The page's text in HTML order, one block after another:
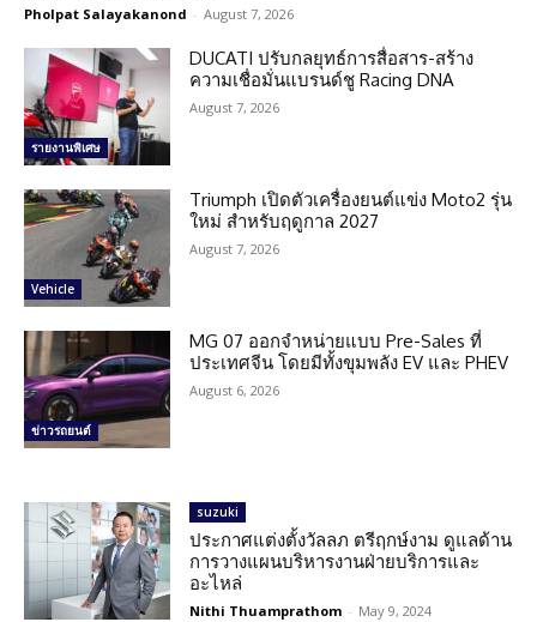
Pholpat Salayakanond - August 7, 2026
รายงานพิเศษ
DUCATI ปรับกลยุทธ์การสื่อสาร-สร้าง
ความเชื่อมั่นแบรนด์ชู Racing DNA
August 7, 2026
Vehicle
Triumph เปิดตัวเครื่องยนต์แข่ง Moto2 รุ่น
ใหม่ สำหรับฤดูกาล 2027
August 7, 2026
ข่าวรถยนต์
MG 07 ออกจำหน่ายแบบ Pre-Sales ที่
ประเทศจีน โดยมีทั้งขุมพลัง EV และ PHEV
August 6, 2026
suzuki
ประกาศแต่งตั้งวัลลภ ตรีฤกษ์งาม ดูแลด้าน
การวางแผนบริหารงานฝ่ายบริการและ
อะไหล่
Nithi Thuamprathom - May 9, 2024